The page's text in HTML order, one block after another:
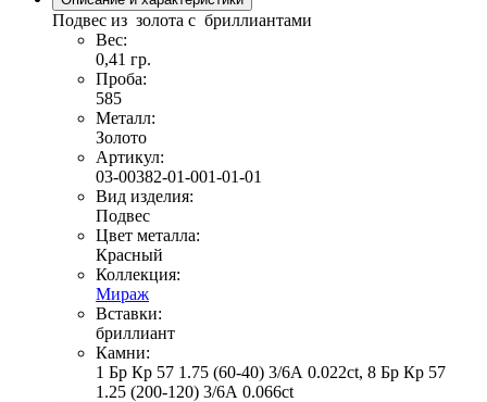
Подвес из золота с бриллиантами
Вес:
0,41 гр.
Проба:
585
Металл:
Золото
Артикул:
03-00382-01-001-01-01
Вид изделия:
Подвес
Цвет металла:
Красный
Коллекция:
Мираж
Вставки:
бриллиант
Камни:
1 Бр Кр 57 1.75 (60-40) 3/6А 0.022ct, 8 Бр Кр 57
1.25 (200-120) 3/6А 0.066ct